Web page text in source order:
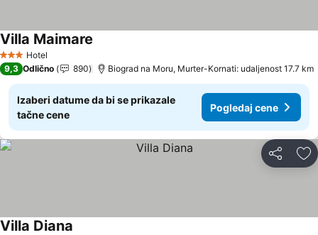
3 Zvezdice
Hotel
Villa Maimare
9,3 Odlično 890 Biograd na Moru, Murter-Kornati: udaljenost 17.7 km
Izaberi datume da bi se prikazale
tačne cene
Pogledaj cene
Deli
Villa Diana